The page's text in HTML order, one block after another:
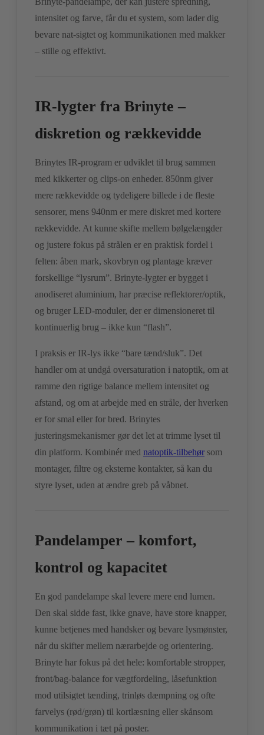
intensitet og farve, får du et system, som lader dig
bevare nat-sigtet og kommunikationen med makker
– stille og effektivt.
IR-lygter fra Brinyte –
diskretion og rækkevidde
Brinytes IR-program er udviklet til brug sammen
med kikkerter og clips-on enheder. 850nm giver
mere rækkevidde og tydeligere billede i de fleste
sensorer, mens 940nm er mere diskret med kortere
rækkevidde. At kunne skifte mellem bølgelængder
og justere fokus på strålen er en praktisk fordel i
felten: åben mark, skovbryn og plantage kræver
forskellige “lysrum”. Brinyte-lygter er bygget i
anodiseret aluminium, har præcise reflektorer/optik,
og bruger LED-moduler, der er dimensioneret til
kontinuerlig brug – ikke kun “flash”.
I praksis er IR-lys ikke “bare tænd/sluk”. Det
handler om at undgå oversaturation i natoptik, om at
ramme den rigtige balance mellem intensitet og
afstand, og om at arbejde med en stråle, der hverken
er for smal eller for bred. Brinytes
justeringsmekanismer gør det let at trimme lyset til
din platform. Kombinér med natoptik-tilbehør som
montager, filtre og eksterne kontakter, så kan du
styre lyset, uden at ændre greb på våbnet.
Pandelamper – komfort,
kontrol og kapacitet
En god pandelampe skal levere mere end lumen.
Den skal sidde fast, ikke gnave, have store knapper,
kunne betjenes med handsker og bevare lysmønster,
når du skifter mellem nærarbejde og orientering.
Brinyte har fokus på det hele: komfortable stropper,
front/bag-balance for vægtfordeling, låsefunktion
mod utilsigtet tænding, trinløs dæmpning og ofte
farvelys (rød/grøn) til kortlæsning eller skånsom
kommunikation i tæt på poster.